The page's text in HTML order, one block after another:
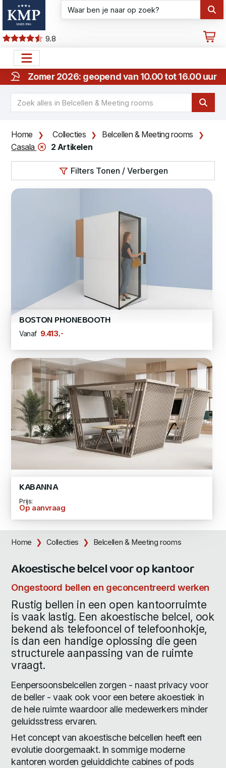
9.8
Zomer 2026: geopend van 10.00 tot 16.00 uur
Home Collecties
Belcellen & Meeting rooms
Casala
2 Artikelen
Filters Tonen / Verbergen
BOSTON PHONEBOOTH
Vanaf 9.413 ,-
KABANNA
Prijs:
Op aanvraag
Home Collecties Belcellen & Meeting rooms
Akoestische belcel voor op kantoor
Ongestoord bellen en geconcentreerd werken
Rustig bellen in een open kantoorruimte
is vaak lastig. Een akoestische belcel, ook
bekend als telefooncel of telefoonhokje,
is dan een handige oplossing die geen
structurele aanpassing van de ruimte
vraagt.
Eenpersoonsbelcellen zorgen - naast privacy voor
de beller - vaak ook voor een betere akoestiek in
de hele ruimte waardoor alle medewerkers minder
geluidsstress ervaren.
Het concept van akoestische belcellen heeft een
evolutie doorgemaakt. In sommige moderne
kantoren worden geluiddichte cabines of pods